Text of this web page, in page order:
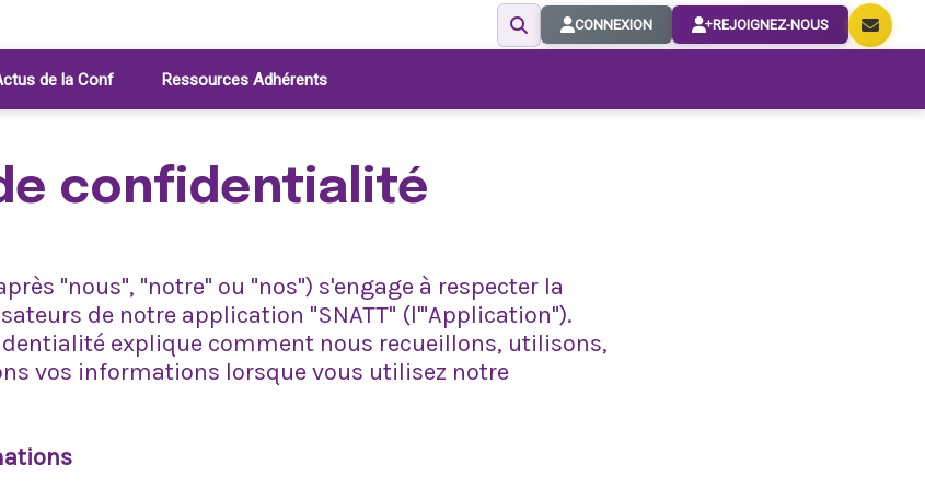
CONNEXION REJOIGNEZ-NOUS
de la Conf Ressources Adhérents
confidentialité
"nous", "notre" ou "nos") s'engage à respecter la
de notre application "SNATT" (l'"Application").
explique comment nous recueillons, utilisons,
vos informations lorsque vous utilisez notre